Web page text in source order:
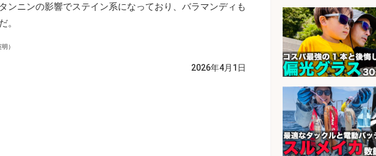
ンニンの影響でステイン系になっており、バラマンディも
。
）
2026年4月1日